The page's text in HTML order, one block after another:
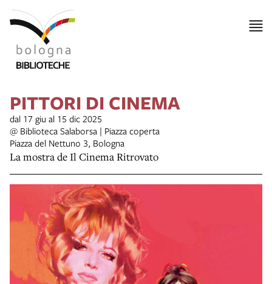
PITTORI DI CINEMA
dal 17 giu al 15 dic 2025
@ Biblioteca Salaborsa | Piazza coperta
Piazza del Nettuno 3, Bologna
La mostra de Il Cinema Ritrovato